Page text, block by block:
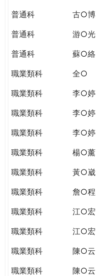
普通科
古○博
普通科
游○光
普通科
蘇○絡
職業類科
全○
職業類科
李○婷
職業類科
李○婷
職業類科
李○婷
職業類科
楊○薰
職業類科
黃○崴
職業類科
詹○程
職業類科
江○宏
職業類科
江○宏
職業類科
陳○云
職業類科
陳○云